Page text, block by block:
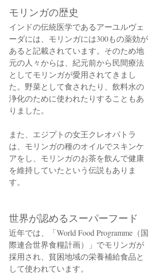
モリンガの歴史
インドの伝統医学であるアーユルヴェ
ーダには、モリンガには300もの薬効が
あると記載されています。そのため地
元の人々からは、紀元前から民間療法
としてモリンガが愛用されてきまし
た。野菜として食されたり、飲料水の
浄化のために使われたりすることもあ
りました。
また、エジプトの女王クレオパトラ
は、モリンガの種のオイルでスキンケ
アをし、モリンガのお茶を飲んで健康
を維持していたという伝説もありま
す。
世界が認めるスーパーフード
近年では、「World Food Programme（国
際連合世界食糧計画）」でモリンガが
採用され、貧困地域の栄養補給食品と
して使われています。